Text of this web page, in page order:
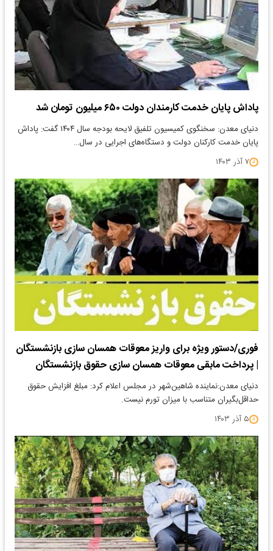
پاداش پایان خدمت کارمندان دولت ۶۵۰ میلیون تومان شد
دنیای معدن: سخنگوی کمیسیون تلفیق لایحه بودجه سال ۱۴۰۴ گفت: پاداش
پایان خدمت کارکنان دولت و دستگاه‌های اجرایی در سال…
۷ آذر ۱۴۰۳
فوری/دستور ویژه برای واریز معوقات همسان سازی بازنشستگان
| پرداخت مابقی معوقات همسان سازی حقوق بازنشستگان
دنیای معدن:نماینده شاهین‌شهر در مجلس اعلام کرد: مبلغ افزایش حقوق
حداقل‌بگیران متناسب با میزان تورم نیست.
۵ آذر ۱۴۰۳